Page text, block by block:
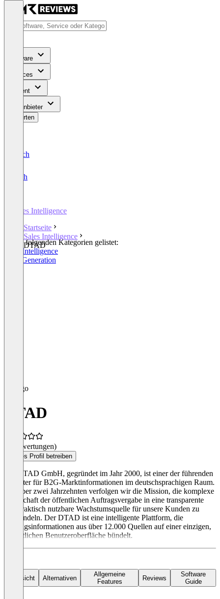
Software
Services
Content
Für Anbieter
Bewerten
Deutsch
English
Sales Intelligence
Startseite
Sales Intelligence
DTAD
In den folgenden Kategorien gelistet:
Sales Intelligence
Lead Generation
DTAD
(0 Bewertungen)
Dieses Profil betreiben
Die DTAD GmbH, gegründet im Jahr 2000, ist einer der führenden
Anbieter für B2G-Marktinformationen im deutschsprachigen Raum.
Seit über zwei Jahrzehnten verfolgen wir die Mission, die komplexe
Landschaft der öffentlichen Auftragsvergabe in eine transparente
und praktisch nutzbare Wachstumsquelle für unsere Kunden zu
verwandeln. Der DTAD ist eine intelligente Plattform, die
Auftragsinformationen aus über 12.000 Quellen auf einer einzigen,
einheitlichen Benutzeroberfläche bündelt.
Übersicht Alternativen
Allgemeine
Features
Reviews
Software
Guide